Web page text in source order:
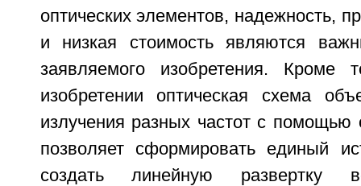
оптических элементов, надежность,
и низкая стоимость являются
заявляемого изобретения. Кроме
изобретении оптическая схема
излучения разных частот с помощью
позволяет сформировать единый
создать линейную развертку